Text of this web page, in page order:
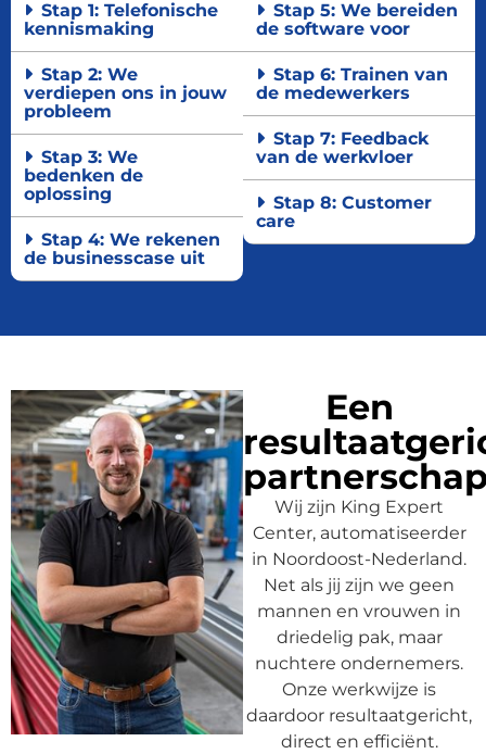
Stap 1: Telefonische
kennismaking
Stap 2: We
verdiepen ons in jouw
probleem
Stap 3: We
bedenken de
oplossing
Stap 4: We rekenen
de businesscase uit
Stap 5: We bereiden
de software voor
Stap 6: Trainen van
de medewerkers
Stap 7: Feedback
van de werkvloer
Stap 8: Customer
care
Een
Wij zijn King Expert
Center, automatiseerder
in Noordoost-Nederland.
Net als jij zijn we geen
mannen en vrouwen in
driedelig pak, maar
nuchtere ondernemers.
Onze werkwijze is
daardoor resultaatgericht,
direct en efficiënt.